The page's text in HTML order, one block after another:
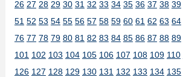
26 27 28 29 30 31 32 33 34 35 36 37 38 39
51 52 53 54 55 56 57 58 59 60 61 62 63 64
76 77 78 79 80 81 82 83 84 85 86 87 88 89
101 102 103 104 105 106 107 108 109 110
126 127 128 129 130 131 132 133 134 135